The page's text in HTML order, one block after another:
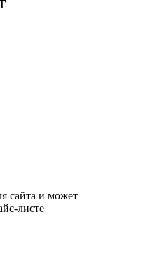
сайта и может
листе